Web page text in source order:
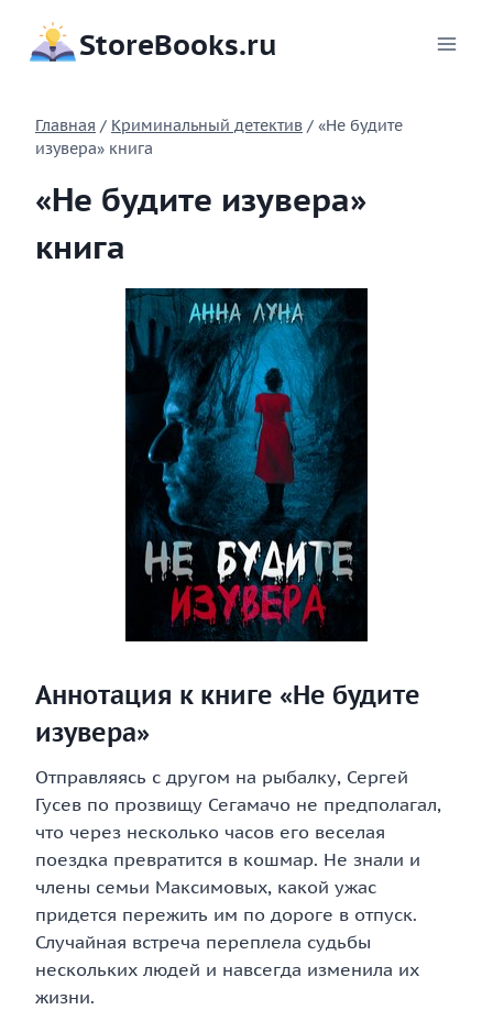
содержимому
StoreBooks.ru
Главная / Криминальный детектив / «Не будите
изувера» книга
«Не будите изувера»
книга
Аннотация к книге «Не будите
изувера»
Отправляясь с другом на рыбалку, Сергей
Гусев по прозвищу Сегамачо не предполагал,
что через несколько часов его веселая
поездка превратится в кошмар. Не знали и
члены семьи Максимовых, какой ужас
придется пережить им по дороге в отпуск.
Случайная встреча переплела судьбы
нескольких людей и навсегда изменила их
жизни.